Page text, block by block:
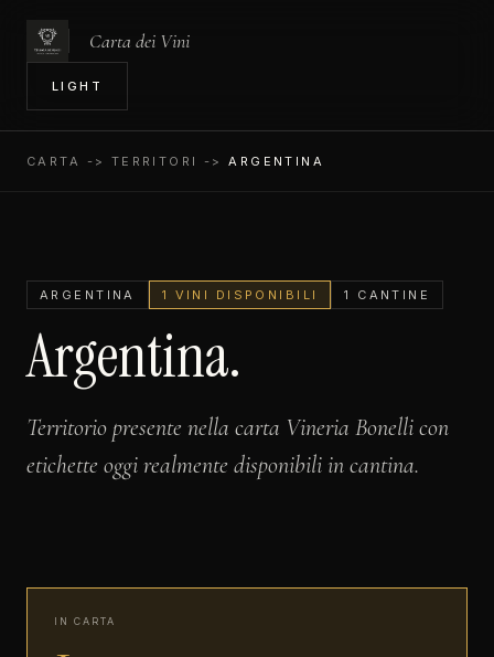
Carta dei Vini
LIGHT
CARTA -> TERRITORI ->ARGENTINA
ARGENTINA 1 VINI DISPONIBILI 1 CANTINE
Argentina.
Territorio presente nella carta Vineria Bonelli con
etichette oggi realmente disponibili in cantina.
IN CARTA